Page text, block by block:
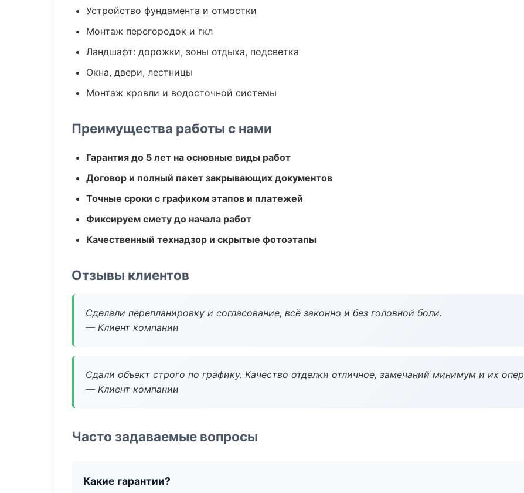
Устройство фундамента и отмостки
Монтаж перегородок и гкл
Ландшафт: дорожки, зоны отдыха, подсветка
Окна, двери, лестницы
Монтаж кровли и водосточной системы
Преимущества работы с нами
Гарантия до 5 лет на основные виды работ
Договор и полный пакет закрывающих документов
Точные сроки с графиком этапов и платежей
Фиксируем смету до начала работ
Качественный технадзор и скрытые фотоэтапы
Отзывы клиентов
Сделали перепланировку и согласование, всё законно и без головной боли.
— Клиент компании
Сдали объект строго по графику. Качество отделки отличное, замечаний минимум и их
— Клиент компании
Часто задаваемые вопросы
Какие гарантии?